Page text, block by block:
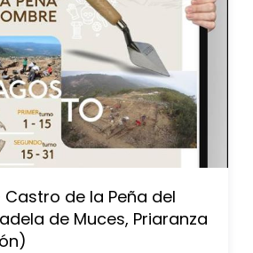
de la Peña del
de Muces, Priaranza